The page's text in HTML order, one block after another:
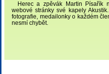
Herec a zpěvák Martin Písařík
webové stránky své kapely
fotografie, medailonky o každém
nesmí chybět.